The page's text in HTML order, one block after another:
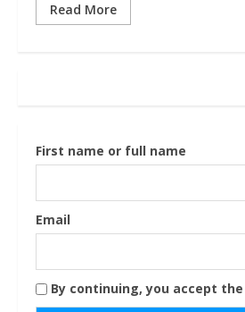
Read More
First name or full name
Email
By continuing, you accept